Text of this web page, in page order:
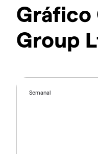
Gráfico
Group
Semanal